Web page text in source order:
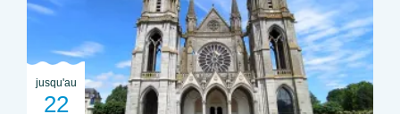
jusqu'au
22